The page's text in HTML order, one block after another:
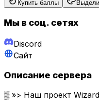
Купить баллы
Мы в соц. сетях
Discord
Сайт
Описание сервера
▒ »> Наш проект